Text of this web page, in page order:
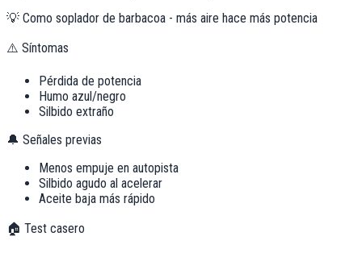
💡 Como soplador de barbacoa - más aire hace más potencia
⚠️ Síntomas
Pérdida de potencia
Humo azul/negro
Silbido extraño
🔔 Señales previas
Menos empuje en autopista
Silbido agudo al acelerar
Aceite baja más rápido
🏠 Test casero